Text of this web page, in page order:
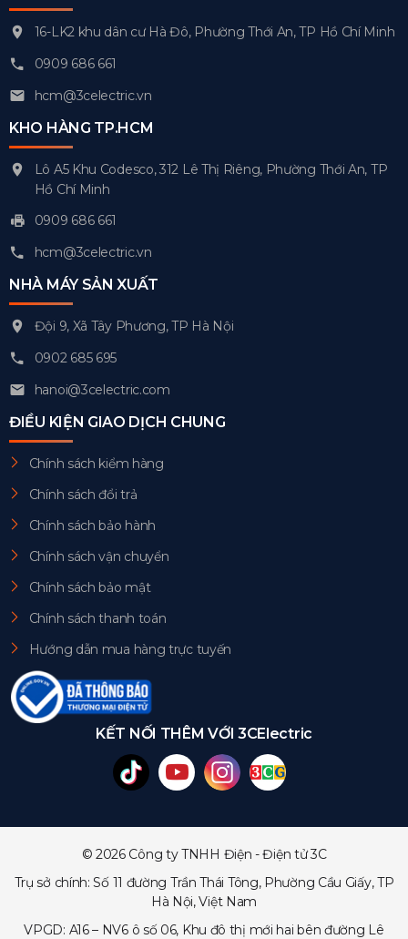
16-LK2 khu dân cư Hà Đô, Phường Thới An, TP Hồ Chí Minh
0909 686 661
hcm@3celectric.vn
KHO HÀNG TP.HCM
Lô A5 Khu Codesco, 312 Lê Thị Riêng, Phường Thới An, TP
Hồ Chí Minh
0909 686 661
hcm@3celectric.vn
NHÀ MÁY SẢN XUẤT
Đội 9, Xã Tây Phương, TP Hà Nội
0902 685 695
hanoi@3celectric.com
ĐIỀU KIỆN GIAO DỊCH CHUNG
Chính sách kiểm hàng
Chính sách đổi trả
Chính sách bảo hành
Chính sách vận chuyển
Chính sách bảo mật
Chính sách thanh toán
Hướng dẫn mua hàng trực tuyến
KẾT NỐI THÊM VỚI 3CElectric
© 2026 Công ty TNHH Điện - Điện tử 3C
Trụ sở chính: Số 11 đường Trần Thái Tông, Phường Cầu Giấy, TP
Hà Nội, Việt Nam
VPGD: A16 – NV6 ô số 06, Khu đô thị mới hai bên đường Lê